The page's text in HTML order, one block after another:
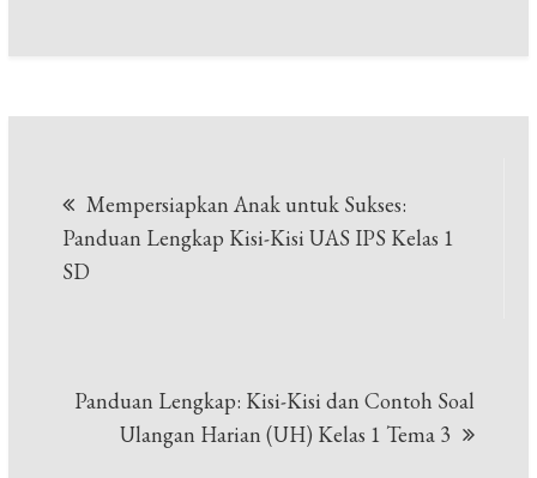
pos
Mempersiapkan Anak untuk Sukses:
Panduan Lengkap Kisi-Kisi UAS IPS Kelas 1
SD
Panduan Lengkap: Kisi-Kisi dan Contoh Soal
Ulangan Harian (UH) Kelas 1 Tema 3